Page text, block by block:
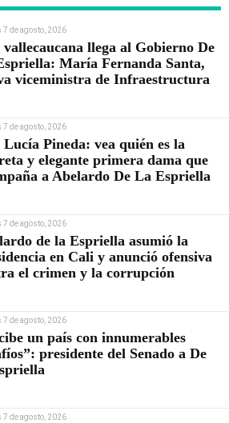
7 de agosto, 2026
vallecaucana llega al Gobierno De
María Fernanda Santa,
viceministra de Infraestructura
7 de agosto, 2026
Pineda: vea quién es la
y elegante primera dama que
a Abelardo De La Espriella
7 de agosto, 2026
de la Espriella asumió la
en Cali y anunció ofensiva
el crimen y la corrupción
7 de agosto, 2026
un país con innumerables
presidente del Senado a De
7 de agosto, 2026